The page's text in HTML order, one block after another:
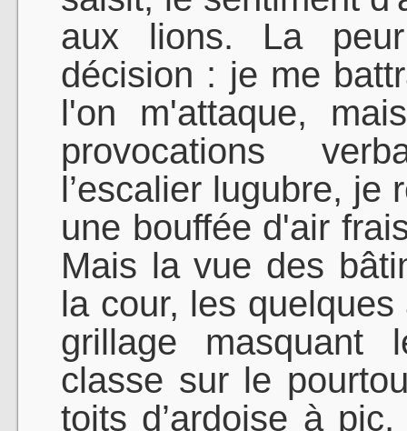
aux lions. La
décision : je me
l'on m'attaque,
provocations
l’escalier lugubre, je
une bouffée d'air
Mais la vue des
la cour, les
grillage
classe sur le
toits d’ardoise à